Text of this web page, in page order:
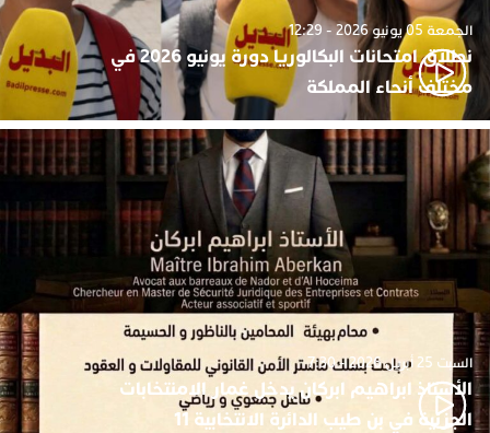
الجمعة 05 يونيو 2026 - 12:29
نطلاق امتحانات البكالوريا دورة يونيو 2026 في
مختلف أنحاء المملكة
السبت 25 أبريل 2026 - 7:30
الأستاذ ابراهيم ابركان يدخل غمار الامنتخابات
الجزئية في بن طيب الدائرة الانتخابية 11